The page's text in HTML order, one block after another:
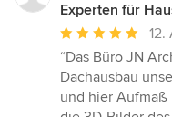
Experten für
Durchschnittliche
Bewertung:
5
von
5
12.
“Das Büro JN
Dachausbau
und hier